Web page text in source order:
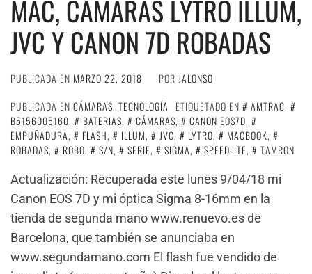
MAC, CÁMARAS LYTRO ILLUM,
JVC Y CANON 7D ROBADAS
PUBLICADA EN MARZO 22, 2018 POR JALONSO
PUBLICADA EN CÁMARAS, TECNOLOGÍA ETIQUETADO EN AMTRAC,
B5156005160, BATERIAS, CÁMARAS, CANON EOS7D,
EMPUÑADURA, FLASH, ILLUM, JVC, LYTRO, MACBOOK,
ROBADAS, ROBO, S/N, SERIE, SIGMA, SPEEDLITE,
TAMRON
Actualización: Recuperada este lunes 9/04/18 mi
Canon EOS 7D y mi óptica Sigma 8-16mm en la
tienda de segunda mano www.renuevo.es de
Barcelona, que también se anunciaba en
www.segundamano.com El flash fue vendido de